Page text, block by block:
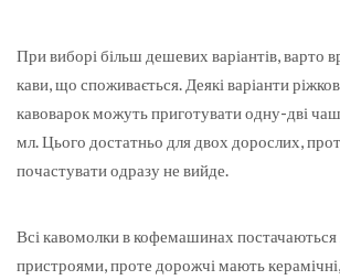
При виборі більш дешевих варіантів, варто
кави, що споживається. Деякі варіанти
кавоварок можуть приготувати одну-дві
мл. Цього достатньо для двох дорослих,
почастувати одразу не вийде.
Всі кавомолки в кофемашинах
пристроями, проте дорожчі мають